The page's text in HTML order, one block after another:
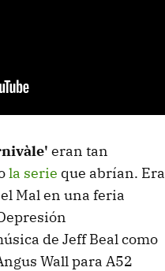
eran tan
la serie que abrían. Era
Mal en una feria
de Jeff Beal como
Wall para A52